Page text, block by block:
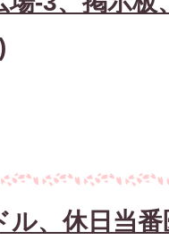
ル、休日当